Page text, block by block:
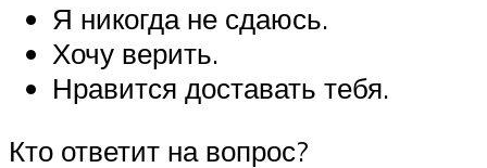
Я никогда не сдаюсь.
Хочу верить.
Нравится доставать тебя.
Кто ответит на вопрос?